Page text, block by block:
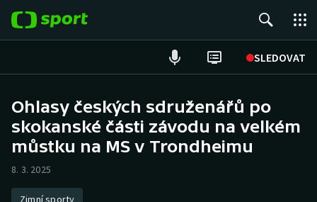
SLEDOVAT
Hokej
Atletika
Ohlasy českých sdruženářů po
skokanské části závodu na velkém
můstku na MS v Trondheimu
8. 3. 2025
Zimní sporty